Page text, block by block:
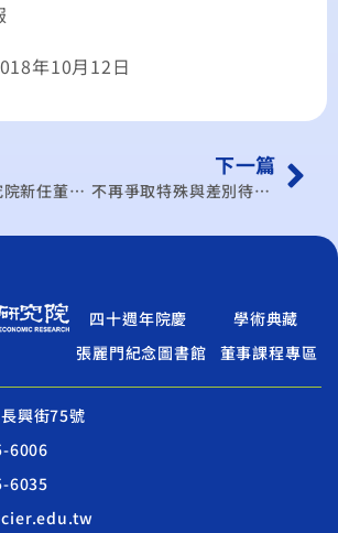
年10月12日
中華經濟研究院新任董事長 曹添旺書生報國 為時不晚
下一篇
不再爭取特殊與差別待遇 李淳：可放大台灣國際空間
四十週年院慶
學術典藏
張麗門紀念圖書館
董事課程專區
興街75號
6006
6035